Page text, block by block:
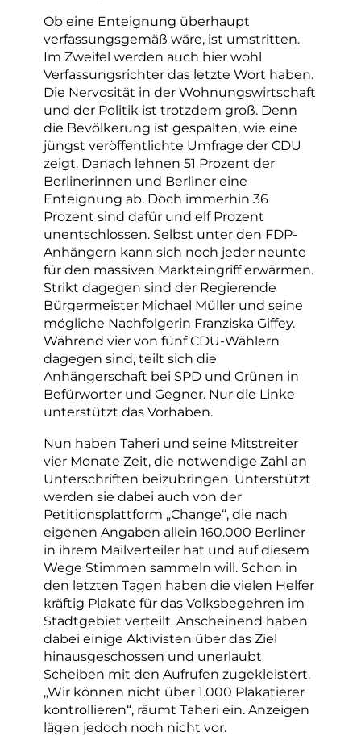
Ob eine Enteignung überhaupt
verfassungsgemäß wäre, ist umstritten.
Im Zweifel werden auch hier wohl
Verfassungsrichter das letzte Wort haben.
Die Nervosität in der Wohnungswirtschaft
und der Politik ist trotzdem groß. Denn
die Bevölkerung ist gespalten, wie eine
jüngst veröffentlichte Umfrage der CDU
zeigt. Danach lehnen 51 Prozent der
Berlinerinnen und Berliner eine
Enteignung ab. Doch immerhin 36
Prozent sind dafür und elf Prozent
unentschlossen. Selbst unter den FDP-
Anhängern kann sich noch jeder neunte
für den massiven Markteingriff erwärmen.
Strikt dagegen sind der Regierende
Bürgermeister Michael Müller und seine
mögliche Nachfolgerin Franziska Giffey.
Während vier von fünf CDU-Wählern
dagegen sind, teilt sich die
Anhängerschaft bei SPD und Grünen in
Befürworter und Gegner. Nur die Linke
unterstützt das Vorhaben.
Nun haben Taheri und seine Mitstreiter
vier Monate Zeit, die notwendige Zahl an
Unterschriften beizubringen. Unterstützt
werden sie dabei auch von der
Petitionsplattform „Change“, die nach
eigenen Angaben allein 160.000 Berliner
in ihrem Mailverteiler hat und auf diesem
Wege Stimmen sammeln will. Schon in
den letzten Tagen haben die vielen Helfer
kräftig Plakate für das Volksbegehren im
Stadtgebiet verteilt. Anscheinend haben
dabei einige Aktivisten über das Ziel
hinausgeschossen und unerlaubt
Scheiben mit den Aufrufen zugekleistert.
„Wir können nicht über 1.000 Plakatierer
kontrollieren“, räumt Taheri ein. Anzeigen
lägen jedoch noch nicht vor.